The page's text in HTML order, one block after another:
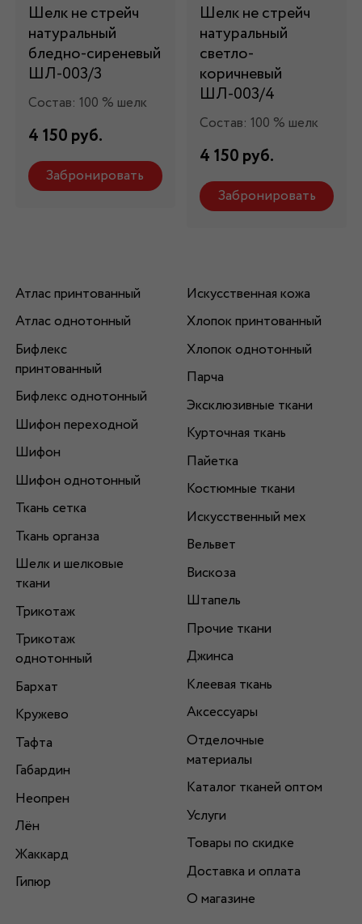
Шелк не стрейч
натуральный
бледно-сиреневый
ШЛ-003/3
Состав: 100 % шелк
4 150 руб.
Забронировать
Шелк не стрейч
натуральный
светло-
коричневый
ШЛ-003/4
Состав: 100 % шелк
4 150 руб.
Забронировать
Атлас принтованный
Атлас однотонный
Бифлекс
принтованный
Бифлекс однотонный
Шифон переходной
Шифон
Шифон однотонный
Ткань сетка
Ткань органза
Шелк и шелковые
ткани
Трикотаж
Трикотаж
однотонный
Бархат
Кружево
Тафта
Габардин
Неопрен
Лён
Жаккард
Гипюр
Искусственная кожа
Хлопок принтованный
Хлопок однотонный
Парча
Эксклюзивные ткани
Курточная ткань
Пайетка
Костюмные ткани
Искусственный мех
Вельвет
Вискоза
Штапель
Прочие ткани
Джинса
Клеевая ткань
Аксессуары
Отделочные
материалы
Каталог тканей оптом
Услуги
Товары по скидке
Доставка и оплата
О магазине